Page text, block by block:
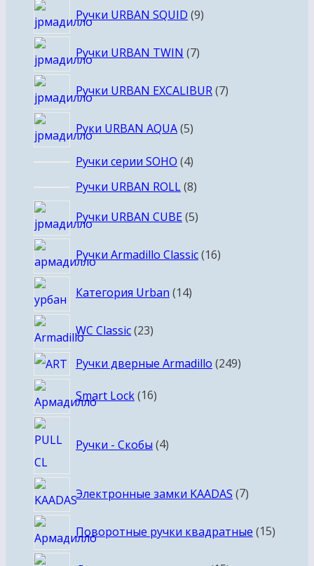
Ручки URBAN SQUID 99
Ручки URBAN TWIN 77
Ручки URBAN EXCALIBUR 77
Руки URBAN AQUA 55
Ручки серии SOHO 44
товара
Ручки URBAN ROLL 88
Ручки URBAN CUBE 55
Ручки Armadillo Classic 1616
Категория Urban 1414
WC Classic 2323
Ручки дверные Armadillo 249249
Smart Lock 1616
Ручки - Скобы 4товара
Электронные замки KAADAS 77
Поворотные ручки квадратные 1515